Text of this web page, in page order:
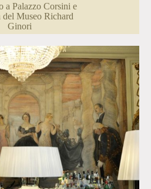
a Palazzo Corsini e
del Museo Richard
Ginori